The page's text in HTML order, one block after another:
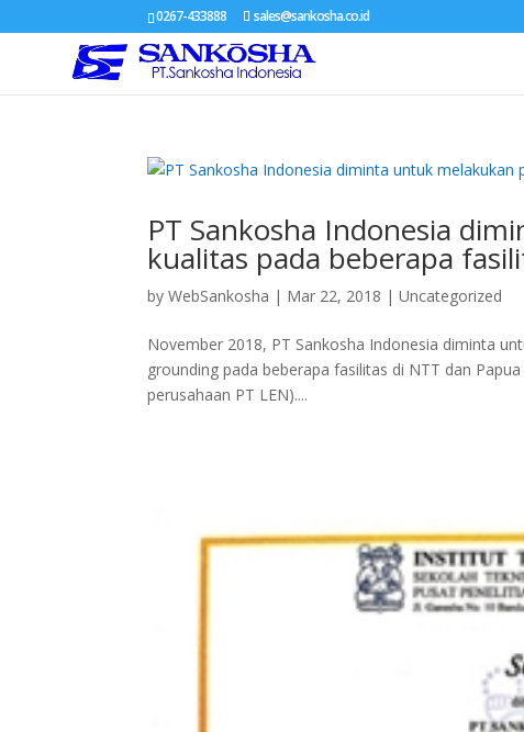
0267-433888 sales@sankosha.co.id
PT Sankosha Indonesia
kualitas pada beberapa
byWebSankosha | Mar 22, 2018 |Uncategorized
November 2018, PT Sankosha Indonesia diminta
grounding pada beberapa fasilitas di NTT dan
perusahaan PT LEN)....